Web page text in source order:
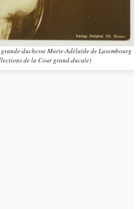
duchesse Marie-Adélaïde de Luxembourg
de la Cour grand-ducale)